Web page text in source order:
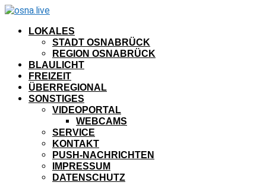
LOKALES
STADT OSNABRÜCK
REGION OSNABRÜCK
BLAULICHT
FREIZEIT
ÜBERREGIONAL
SONSTIGES
VIDEOPORTAL
WEBCAMS
SERVICE
KONTAKT
PUSH-NACHRICHTEN
IMPRESSUM
DATENSCHUTZ